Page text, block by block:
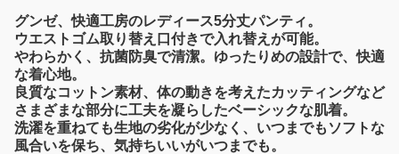
グンゼ、快適工房のレディース5分丈パンティ。
ウエストゴム取り替え口付きで入れ替えが可能。
やわらかく、抗菌防臭で清潔。ゆったりめの設計で、快適
な着心地。
良質なコットン素材、体の動きを考えたカッティングなど
さまざまな部分に工夫を凝らしたベーシックな肌着。
洗濯を重ねても生地の劣化が少なく、いつまでもソフトな
風合いを保ち、気持ちいいがいつまでも。